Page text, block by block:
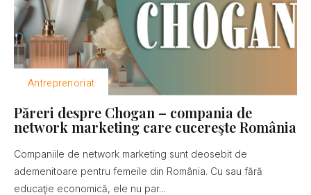
Antreprenoriat
Păreri despre Chogan – compania de
network marketing care cucereşte România
Companiile de network marketing sunt deosebit de
ademenitoare pentru femeile din România. Cu sau fără
educaţie economică, ele nu par...